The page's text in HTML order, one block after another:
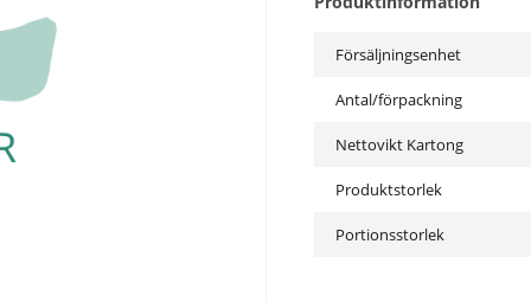
Försäljningsenhet
Antal/förpackning
Nettovikt Kartong
Produktstorlek
Portionsstorlek